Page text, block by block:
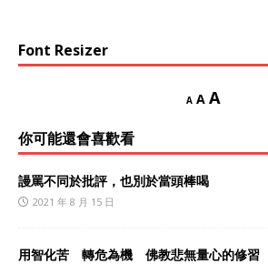
Font Resizer
A A A
你可能還會喜歡看
謾罵不同於批評，也別於當頭棒喝
2021 年 8 月 15 日
用智化苦 轉危為機 佛教悲無量心的修習